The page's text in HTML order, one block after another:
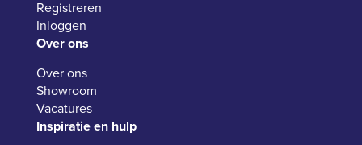
Registreren
Inloggen
Over ons
Over ons
Showroom
Vacatures
Inspiratie en hulp